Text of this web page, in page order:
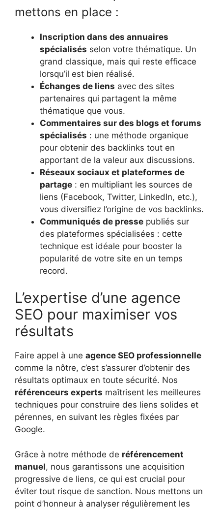
mettons en place :
Inscription dans des annuaires
spécialisés selon votre thématique. Un
grand classique, mais qui reste efficace
lorsqu’il est bien réalisé.
Échanges de liens avec des sites
partenaires qui partagent la même
thématique que vous.
Commentaires sur des blogs et forums
spécialisés : une méthode organique
pour obtenir des backlinks tout en
apportant de la valeur aux discussions.
Réseaux sociaux et plateformes de
partage : en multipliant les sources de
liens (Facebook, Twitter, LinkedIn, etc.),
vous diversifiez l’origine de vos backlinks.
Communiqués de presse publiés sur
des plateformes spécialisées : cette
technique est idéale pour booster la
popularité de votre site en un temps
record.
L’expertise d’une agence
SEO pour maximiser vos
résultats
Faire appel à une agence SEO professionnelle
comme la nôtre, c’est s’assurer d’obtenir des
résultats optimaux en toute sécurité. Nos
référenceurs experts maîtrisent les meilleures
techniques pour construire des liens solides et
pérennes, en suivant les règles fixées par
Google.
Grâce à notre méthode de référencement
manuel, nous garantissons une acquisition
progressive de liens, ce qui est crucial pour
éviter tout risque de sanction. Nous mettons un
point d’honneur à analyser régulièrement les